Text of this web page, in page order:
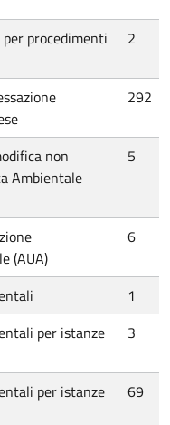
procedimenti
2
292
non
Ambientale
5
(AUA)
6
1
per istanze
3
per istanze
69